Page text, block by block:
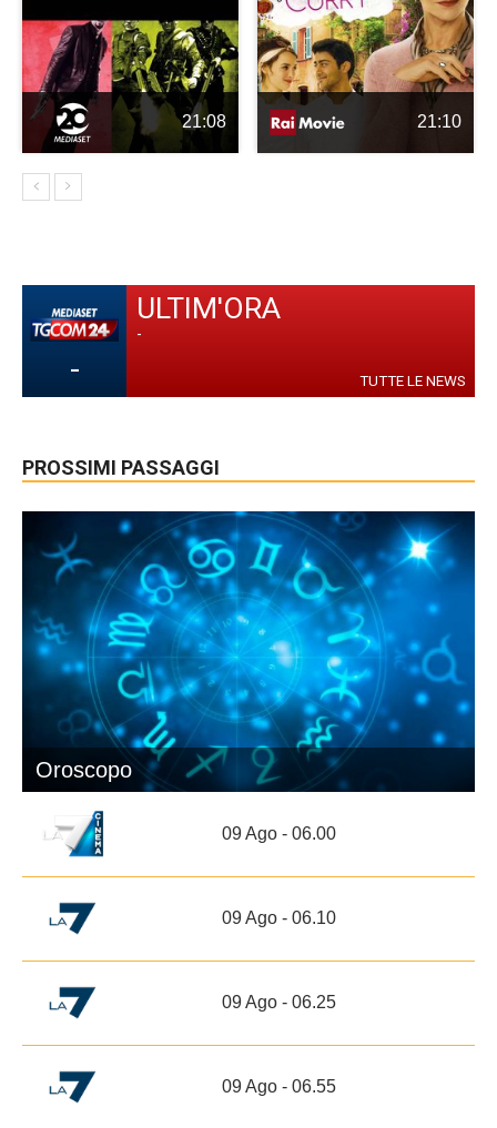
21:08 21:10
-
ULTIM'ORA
-
TUTTE LE NEWS
PROSSIMI PASSAGGI
Oroscopo
09 Ago - 06.00
09 Ago - 06.10
09 Ago - 06.25
09 Ago - 06.55